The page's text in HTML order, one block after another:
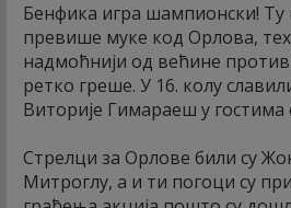
Бенфика игра шампионски!
превише муке код Орлова,
надмоћнији од већине
ретко греше. У 16. колу
Виторије Гимараеш у гостима
Стрелци за Орлове били су
Митроглу, а и ти погоци су